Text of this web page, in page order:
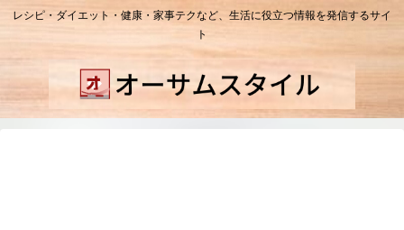
レシピ・ダイエット・健康・家事テクなど、生活に役立つ情報を発信するサイ
ト